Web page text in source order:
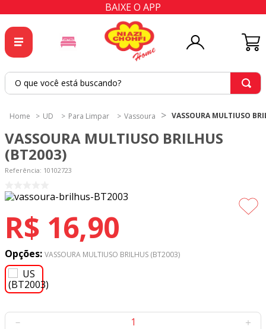
BAIXE O APP
O que você está buscando?
UD Para Limpar Vassoura VASSOURA MULTIUSO
VASSOURA MULTIUSO BRILHUS
(BT2003)
Referência: 10102723
R$ 16,90
Opções: VASSOURA MULTIUSO BRILHUS (BT2003)
＋
－
2 º
tapete
cortina
6º
tecido tricoline
7º
percal
8 º
tricoline digital
9º
tecido oxford
10º toalha mesa